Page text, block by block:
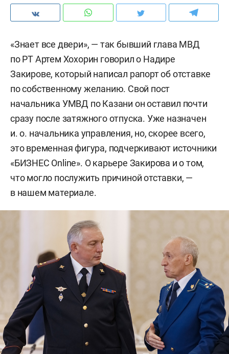
«Знает все двери», — так бывший глава МВД
по РТ Артем Хохорин говорил о Надире
Закирове, который написал рапорт об отставке
по собственному желанию. Свой пост
начальника УМВД по Казани он оставил почти
сразу после затяжного отпуска. Уже назначен
и. о. начальника управления, но, скорее всего,
это временная фигура, подчеркивают источники
«БИЗНЕС Online». О карьере Закирова и о том,
что могло послужить причиной отставки, —
в нашем материале.